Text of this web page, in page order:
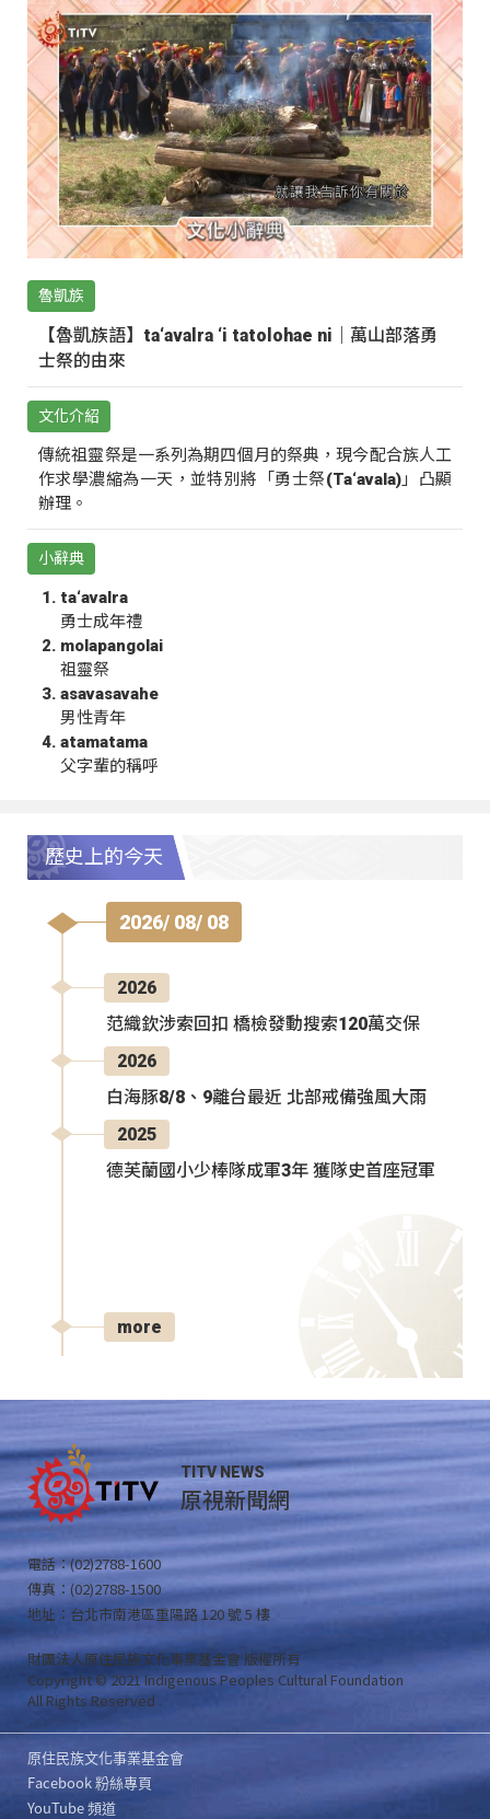
魯凱族
【魯凱族語】ta‘avalra ‘i tatolohae ni｜萬山部落勇
士祭的由來
文化介紹
傳統祖靈祭是一系列為期四個月的祭典，現今配合族人工
作求學濃縮為一天，並特別將「勇士祭(Ta‘avala)」凸顯
辦理。
小辭典
ta‘avalra
勇士成年禮
molapangolai
祖靈祭
asavasavahe
男性青年
atamatama
父字輩的稱呼
歷史上的今天
2026/ 08/ 08
2026
范織欽涉索回扣 橋檢發動搜索120萬交保
2026
白海豚8/8、9離台最近 北部戒備強風大雨
2025
德芙蘭國小少棒隊成軍3年 獲隊史首座冠軍
more
TITV NEWS
原視新聞網
電話：(02)2788-1600
傳真：(02)2788-1500
地址：台北市南港區重陽路 120 號 5 樓
財團法人原住民族文化事業基金會 版權所有
Copyright © 2021 Indigenous Peoples Cultural Foundation
All Rights Reserved .
原住民族文化事業基金會
Facebook 粉絲專頁
YouTube 頻道